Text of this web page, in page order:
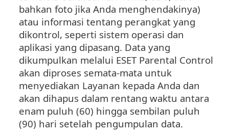
bahkan foto jika Anda menghendakinya)
atau informasi tentang perangkat yang
dikontrol, seperti sistem operasi dan
aplikasi yang dipasang. Data yang
dikumpulkan melalui ESET Parental Control
akan diproses semata-mata untuk
menyediakan Layanan kepada Anda dan
akan dihapus dalam rentang waktu antara
enam puluh (60) hingga sembilan puluh
(90) hari setelah pengumpulan data.